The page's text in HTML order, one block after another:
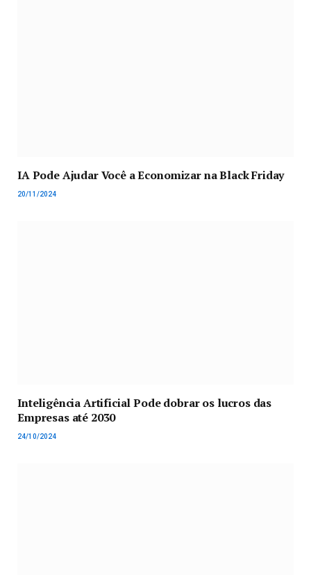
IA Pode Ajudar Você a Economizar na Black Friday
20/11/2024
Inteligência Artificial Pode dobrar os lucros das
Empresas até 2030
24/10/2024